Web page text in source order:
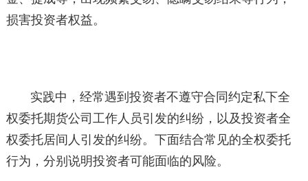
损害投资者权益。
实践中，经常遇到投资者不遵守合同约定私下全
权委托期货公司工作人员引发的纠纷，以及投资者全
权委托居间人引发的纠纷。下面结合常见的全权委托
行为，分别说明投资者可能面临的风险。